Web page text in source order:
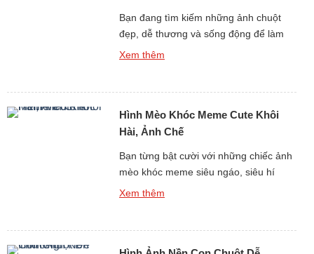
Bạn đang tìm kiếm những ảnh chuột
đẹp, dễ thương và sống động để làm
hình nền, thiết kế, in ấn hay đơn thuần
đa dạng và hết sức […]
Xem thêm
Hình Mèo Khóc Meme Cute Khôi
Hài, Ảnh Chế
Bạn từng bật cười với những chiếc ảnh
mèo khóc meme siêu ngáo, siêu hí
hước trên mạng chưa? nếu như rồi, thì
Xem thêm